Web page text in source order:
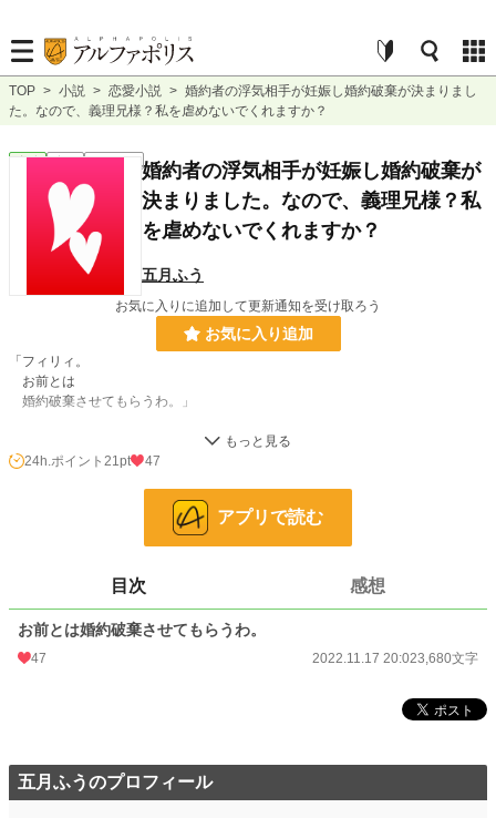
TOP > 小説 > 恋愛小説 > 婚約者の浮気相手が妊娠し婚約破棄が決まりまし
た。なので、義理兄様？私を虐めないでくれますか？
恋愛 完結 ｼｮｰﾄｼｮｰﾄ
婚約者の浮気相手が妊娠し婚約破棄が
決まりました。なので、義理兄様？私
を虐めないでくれますか？
五月ふう
お気に入りに追加して更新通知を受け取ろう
お気に入り追加
「フィリィ。
お前とは
婚約破棄させてもらうわ。」
私の婚約者であるグランド・ウィリアムは私にそう言った。
「どうして婚約破棄なの、、？」
「そう、できちゃったの。
ごめんなさいねぇ。
さらなる困難が襲った。
24h.ポイント 21pt 47
アプリで読む
目次 感想
お前とは婚約破棄させてもらうわ。
47 2022.11.17 20:023,680文字
五月ふうのプロフィール